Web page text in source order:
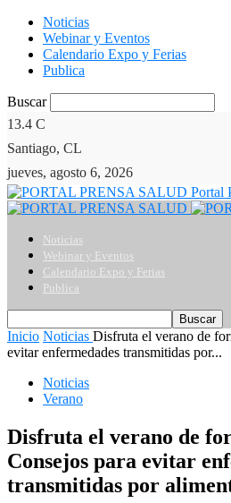
Noticias
Webinar y Eventos
Calendario Expo y Ferias
Publica
Buscar
13.4 C
Santiago, CL
jueves, agosto 6, 2026
Portal
Noticias
Webinar y Eventos
Calendario Expo y Ferias
Publica
Inicio Noticias Disfruta el verano de
evitar enfermedades transmitidas por...
Noticias
Verano
Disfruta el verano de
Consejos para evitar
transmitidas por